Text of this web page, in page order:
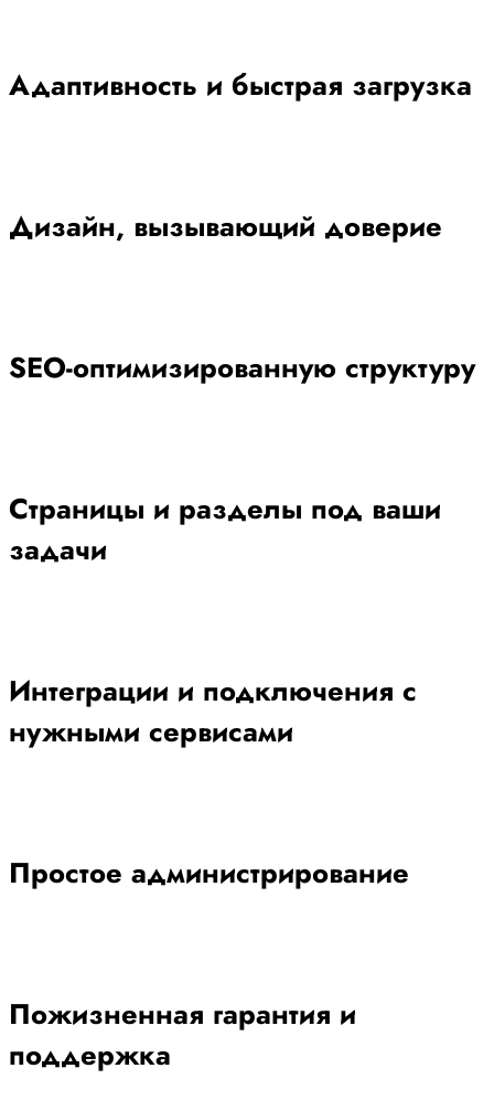
Адаптивность и быстрая загрузка
Дизайн, вызывающий доверие
SEO-оптимизированную структуру
Страницы и разделы под ваши
задачи
Интеграции и подключения с
нужными сервисами
Простое администрирование
Пожизненная гарантия и
поддержка